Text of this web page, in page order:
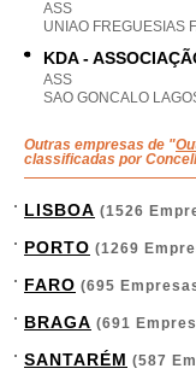
ASS
UNIAO FREGUESIAS
KDA -
ASS
SAO GONCALO
Outras empresas de "
classificadas por
LISBOA (1526
PORTO (1269
FARO (695
BRAGA (691
SANTARÉM (587